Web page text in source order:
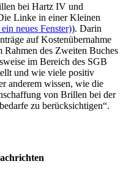
bei Hartz IV und
Linke in einer Kleinen
neues Fenster)). Darin
auf Kostenübernahme
des Zweiten Buches
im Bereich des SGB
und wie viele positiv
anderem wissen, wie die
von Brillen bei der
zu berücksichtigen“.